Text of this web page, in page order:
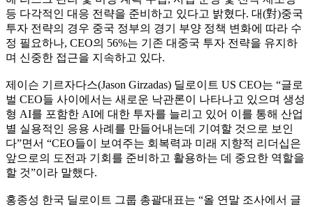
등 다각적인 대응 전략을 준비하고 있다고 밝혔다. 대(對)중국
투자 전략의 경우 중국 정부의 경기 부양 정책 변화에 따라 수
정 필요하나, CEO의 56%는 기존 대중국 투자 전략을 유지하
며 신중한 접근을 지속하고 있다.
제이슨 기르자다스(Jason Girzadas) 딜로이트 US CEO는 “글로
벌 CEO들 사이에서는 새로운 낙관론이 나타나고 있으며 생성
형 AI를 포함한 AI에 대한 투자를 늘리고 있어 이를 통해 산업
별 실용적인 응용 사례를 만들어내는데 기여할 것으로 보인
다”면서 “CEO들이 보여주는 회복력과 미래 지향적 리더십은
앞으로의 도전과 기회를 준비하고 활용하는 데 중요한 역할을
할 것”이라 말했다.
홍종성 한국 딜로이트 그룹 총괄대표는 “올 연말 조사에서 글